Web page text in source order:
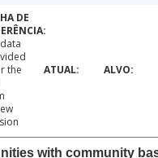
the
with community